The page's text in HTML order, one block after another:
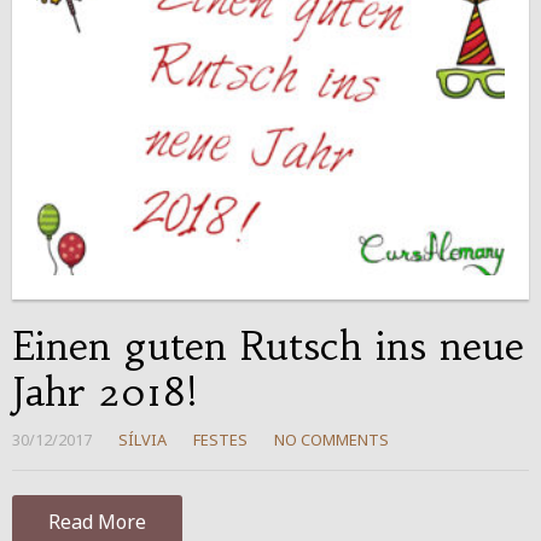
Einen guten Rutsch ins neue
Jahr 2018!
30/12/2017 SÍLVIA FESTES NO COMMENTS
Read More